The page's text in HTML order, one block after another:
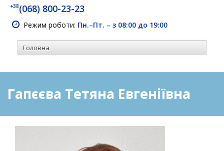
+38(068) 800-23-23
Режим роботи: Пн.–Пт. – з 08:00 до 19:00
Гапєєва Тетяна Евгеніївна